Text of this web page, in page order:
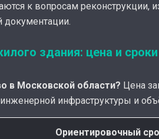
к вопросам реконструкции,
документации.
здания: цена и сроки
в Московской области? Цена
инфраструктуры и
Ориентировочный